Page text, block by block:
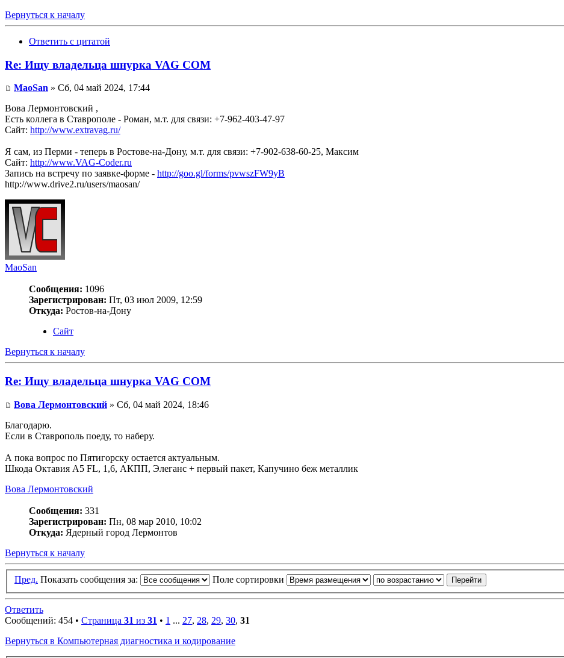
Вернуться к началу
Ответить с цитатой
Re: Ищу владельца шнурка VAG COM
MaoSan » Сб, 04 май 2024, 17:44
Вова Лермонтовский ,
Есть коллега в Ставрополе - Роман, м.т. для связи: +7-962-403-47-97
Сайт: http://www.extravag.ru/
Я сам, из Перми - теперь в Ростове-на-Дону, м.т. для связи: +7-902-638-60-25, Максим
Сайт: http://www.VAG-Coder.ru
Запись на встречу по заявке-форме - http://goo.gl/forms/pvwszFW9yB
http://www.drive2.ru/users/maosan/
MaoSan
Сообщения: 1096
Зарегистрирован: Пт, 03 июл 2009, 12:59
Откуда: Ростов-на-Дону
Сайт
Вернуться к началу
Re: Ищу владельца шнурка VAG COM
Вова Лермонтовский » Сб, 04 май 2024, 18:46
Благодарю.
Если в Ставрополь поеду, то наберу.
А пока вопрос по Пятигорску остается актуальным.
Шкода Октавия А5 FL, 1,6, АКПП, Элеганс + первый пакет, Капучино беж металлик
Вова Лермонтовский
Сообщения: 331
Зарегистрирован: Пн, 08 мар 2010, 10:02
Откуда: Ядерный город Лермонтов
Вернуться к началу
Пред. Показать сообщения за: Поле сортировки
Ответить
Сообщений: 454 • Страница 31 из 31 • 1 ... 27, 28, 29, 30, 31
Вернуться в Компьютерная диагностика и кодирование